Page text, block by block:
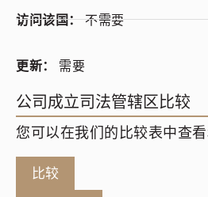
访问该国：不需要
更新： 需要
公司成立司法管辖区比较
您可以在我们的比较表中查看
比较